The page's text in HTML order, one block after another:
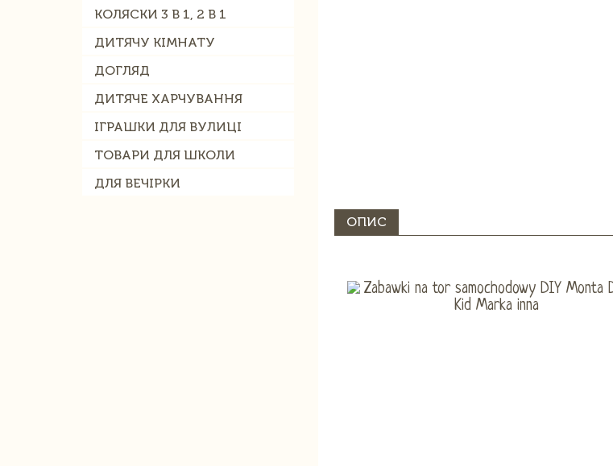
КОЛЯСКИ 3 В 1, 2 В 1
ДИТЯЧУ КІМНАТУ
ДОГЛЯД
ДИТЯЧЕ ХАРЧУВАННЯ
ІГРАШКИ ДЛЯ ВУЛИЦІ
ТОВАРИ ДЛЯ ШКОЛИ
ДЛЯ ВЕЧІРКИ
ОПИС